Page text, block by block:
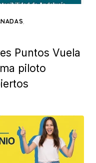
,
Puntos Vuela
piloto